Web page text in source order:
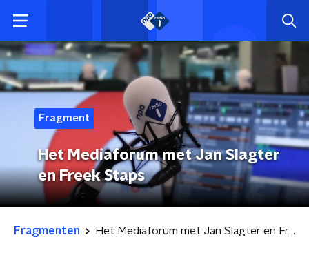
Fragment
Het Mediaforum met Jan Slagter
en Freek Staps
Fragmenten Het Mediaforum met Jan Slagter en Freek Staps